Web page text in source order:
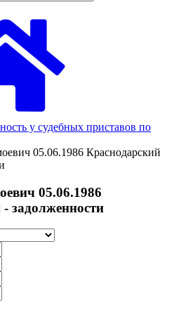
у судебных приставов по
05.06.1986 Краснодарский
05.06.1986
задолженности